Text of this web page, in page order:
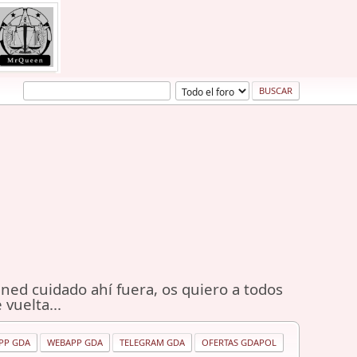
cuidado ahí fuera, os quiero a todos
vuelta...
GDA WEBAPP GDA TELEGRAM GDA OFERTAS GDAPOL